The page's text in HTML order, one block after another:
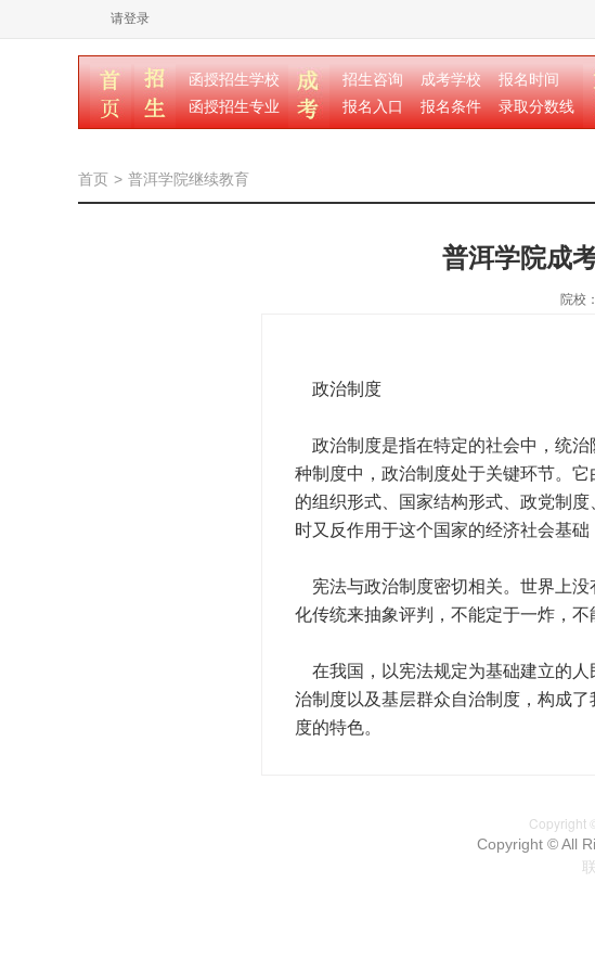
请登录
函授招生学校
函授招生专业
招生咨询 成考学校
报名时间
报名入口
报名条件 录取分数线
首页 > 普洱学院继续教育
普洱学院成
院校
政治制度
政治制度是指在特定的社会中，统治
种制度中，政治制度处于关键环节。
的组织形式、国家结构形式、政党制
时又反作用于这个国家的经济社会基
宪法与政治制度密切相关。世界上没
化传统来抽象评判，不能定于一炸，不
在我国，以宪法规定为基础建立的人
治制度以及基层群众自治制度，构成
度的特色。
Copyright
Copyright © All